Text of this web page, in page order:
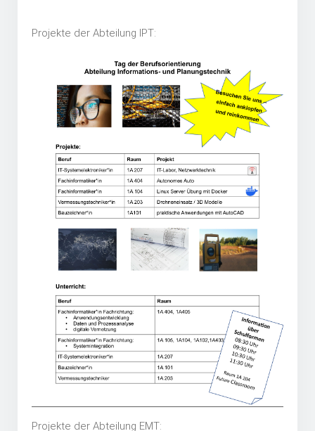
Projekte der Abteilung IPT:
Projekte der Abteilung EMT: